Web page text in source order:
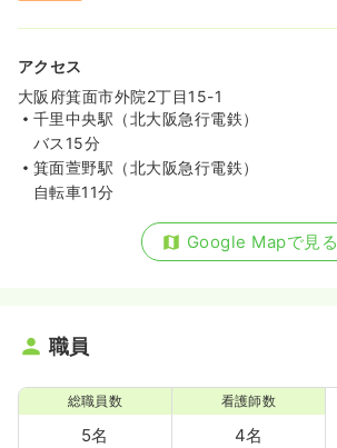
アクセス
大阪府箕面市外院2丁目15-1
千里中央駅（北大阪急行電鉄）
バス15分
箕面萱野駅（北大阪急行電鉄）
自転車11分
Google Mapで見る
職員
総職員数
5名
看護師数
4名